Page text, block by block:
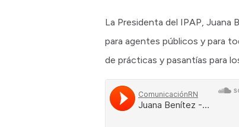
La Presidenta del IPAP,
para agentes públicos y para
de prácticas y pasantías para